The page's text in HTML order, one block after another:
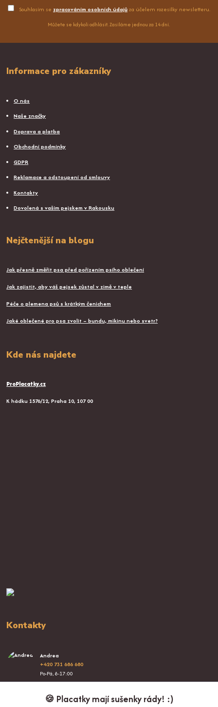
Souhlasím se zpracováním osobních údajůza účelem rozesílky newsletteru.
Můžete se kdykoli odhlásit. Zasíláme jednou za 14 dní.
Informace pro zákazníky
O nás
Naše značky
Doprava a platba
Obchodní podmínky
GDPR
Reklamace a odstoupení od smlouvy
Kontakty
Dovolená s vaším pejskem v Rakousku
Nejčtenější na blogu
Jak přesně změřit psa před pořízením psího oblečení
Jak zajistit, aby váš pejsek zůstal v zimě v teple
Péče o plemena psů s krátkým čenichem
Jaké oblečené pro psa zvolit – bundu, mikinu nebo svetr?
Kde nás najdete
ProPlacatky.cz
K hádku 1576/12, Praha 10, 107 00
Kontakty
Andrea
+420 731 686 680
Po-Pá, 8-17:00
info@proplacatky.cz🍪 Placatky mají sušenky rády! :)